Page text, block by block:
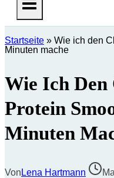
Startseite » Wie ich den
Minuten mache
Wie Ich Den
Protein
Minuten
Von Lena Hartmann